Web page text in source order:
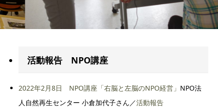
活動報告 NPO講座
2022年2月8日 NPO講座「右脳と左脳のNPO経営」 NPO法
人自然再生センター 小倉加代子さん／活動報告